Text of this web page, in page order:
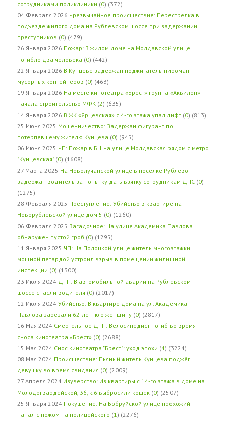
сотрудниками поликлиники (0) (372)
04 Февраля 2026 Чрезвычайное происшествие: Перестрелка в
подъезде жилого дома на Рублевском шоссе при задержании
преступников (0) (479)
26 Января 2026 Пожар: В жилом доме на Молдавской улице
погибло два человека (0) (442)
22 Января 2026 В Кунцеве задержан поджигатель-пироман
мусорных контейнеров (0) (463)
19 Января 2026 На месте кинотеатра «Брест» группа «Аквилон»
начала строительство МФК (2) (635)
14 Января 2026 В ЖК «Ярцевская» с 4-го этажа упал лифт (0) (813)
25 Июня 2025 Мошенничество: Задержан фигурант по
потерпевшему жителю Кунцева (0) (945)
06 Июня 2025 ЧП: Пожар в БЦ на улице Молдавская рядом с метро
"Кунцевская" (0) (1608)
27 Марта 2025 На Новолучанской улице в посёлке Рублёво
задержан водитель за попытку дать взятку сотрудникам ДПС (0)
(1275)
28 Февраля 2025 Преступление: Убийство в квартире на
Новорублёвской улице дом 5 (0) (1260)
06 Февраля 2025 Загадочное: На улице Академика Павлова
обнаружен пустой гроб (0) (1295)
11 Января 2025 ЧП: На Полоцкой улице житель многоэтажки
мощной петардой устроил взрыв в помещении жилищной
инспекции (0) (1300)
23 Июля 2024 ДТП: В автомобильной аварии на Рублёвском
шоссе спасли водителя (0) (2017)
12 Июля 2024 Убийство: В квартире дома на ул. Академика
Павлова зарезали 62-летнюю женщину (0) (2817)
16 Мая 2024 Смертельное ДТП: Велосипедист погиб во время
сноса кинотеатра «Брест» (0) (2688)
15 Мая 2024 Снос кинотеатра "Брест": уход эпохи (4) (3224)
08 Мая 2024 Происшествие: Пьяный житель Кунцева поджёг
девушку во время свидания (0) (2009)
27 Апреля 2024 Изуверство: Из квартиры с 14-го этажа в доме на
Молодогвардейской, 36, к.6 выбросили кошек (0) (2507)
25 Января 2024 Покушение: На Бобруйской улице прохожий
напал с ножом на полицейского (1) (2276)